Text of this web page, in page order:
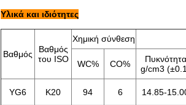
Υλικά και ιδιότητες
Βαθμός
Βαθμός
του ISO
Χημική σύνθεση
WC%
CO%
Πυκνότητα
g/cm3
YG6
K20 94 6 14.85-